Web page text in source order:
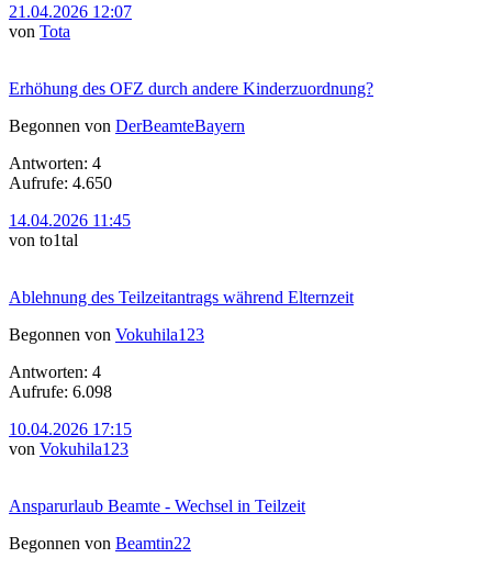
21.04.2026 12:07
von Tota
Erhöhung des OFZ durch andere Kinderzuordnung?
Begonnen von DerBeamteBayern
Antworten: 4
Aufrufe: 4.650
14.04.2026 11:45
von to1tal
Ablehnung des Teilzeitantrags während Elternzeit
Begonnen von Vokuhila123
Antworten: 4
Aufrufe: 6.098
10.04.2026 17:15
von Vokuhila123
Ansparurlaub Beamte - Wechsel in Teilzeit
Begonnen von Beamtin22